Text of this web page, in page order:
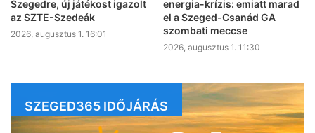
Szegedre, új játékost igazolt
az SZTE-Szedeák
2026, augusztus 1. 16:01
energia-krízis: emiatt marad
el a Szeged-Csanád GA
szombati meccse
2026, augusztus 1. 11:30
SZEGED365 IDŐJÁRÁS